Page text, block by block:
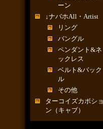
ーン
↓ナバホAll・Artist
リング
バングル
ペンダント&ネ
ックレス
ベルト&バック
ル
その他
ターコイズカボショ
ン（キャブ）